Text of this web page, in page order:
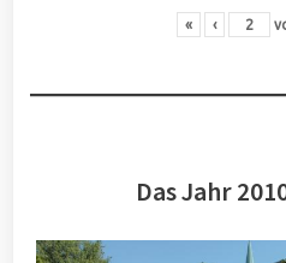
« ‹
Das Jahr